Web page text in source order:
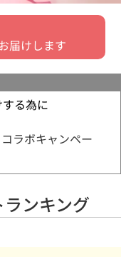
届けします
る為に
ラボキャンペー
ドウがおすすめ
ンキング